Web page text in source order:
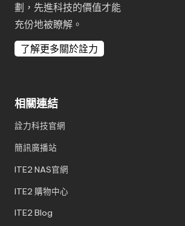
劃，先進科技的價值才能
充份地被瞭解。
了解更多關於詮力
相關連結
詮力科技官網
簡訊廣播站
ITE2 NAS官網
ITE2 購物中心
ITE2 Blog